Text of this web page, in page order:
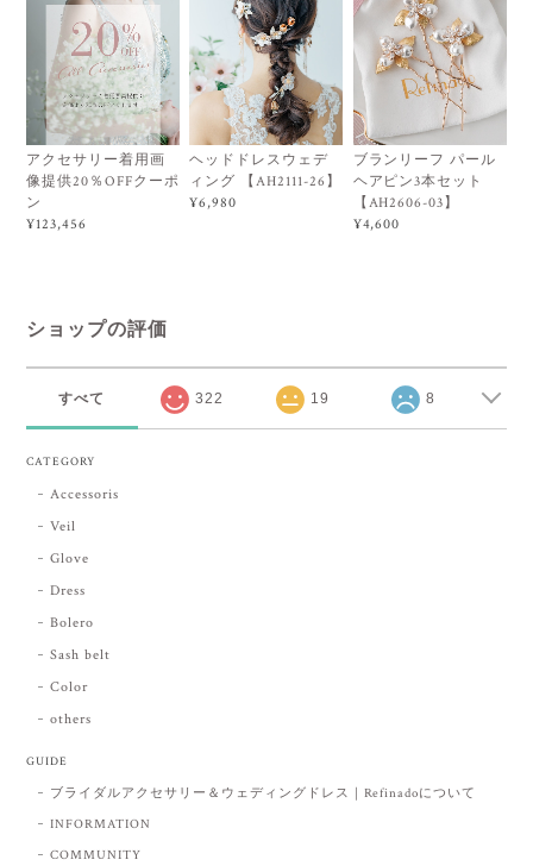
アクセサリー着用画
像提供20％OFFクーポ
ン
¥123,456
ヘッドドレスウェデ
ィング 【AH2111-26】
¥6,980
ブランリーフ パール
ヘアピン3本セット
【AH2606-03】
¥4,600
ショップの評価
すべて 322 19 8
CATEGORY
Accessoris
Veil
Glove
Dress
Bolero
Sash belt
Color
others
GUIDE
ブライダルアクセサリー＆ウェディングドレス｜Refinadoについて
INFORMATION
COMMUNITY